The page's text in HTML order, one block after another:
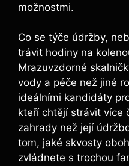
možnostmi.
Co se týče údržby,
trávit hodiny na
Mrazuvzdorné
vody a péče než jiné
ideálními kandidáty
kteří chtějí strávit více
zahrady než její
tom, jaké skvosty
zvládnete s trochou